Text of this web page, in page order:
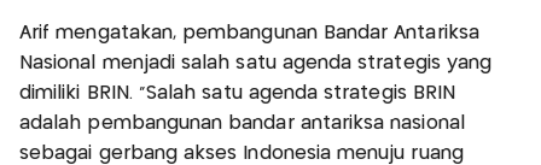
Arif mengatakan, pembangunan Bandar Antariksa
Nasional menjadi salah satu agenda strategis yang
dimiliki BRIN. “Salah satu agenda strategis BRIN
adalah pembangunan bandar antariksa nasional
sebagai gerbang akses Indonesia menuju ruang